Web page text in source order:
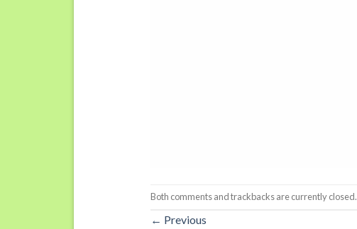
Both comments and trackbacks are currently closed.
← Previous